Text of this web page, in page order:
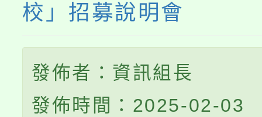
校」招募說明會
發佈者：資訊組長
發佈時間：2025-02-03